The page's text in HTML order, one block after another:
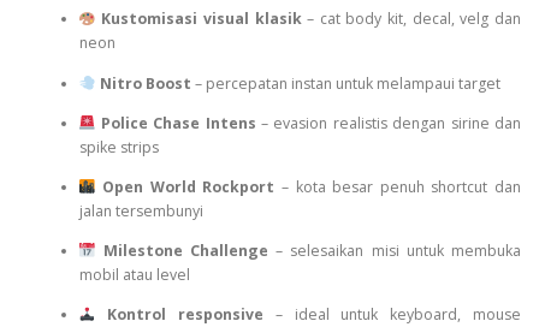
Kustomisasi visual klasik– cat body kit, decal, velg dan
neon
Nitro Boost – percepatan instan untuk melampaui target
Police Chase Intens – evasion realistis dengan sirine dan
spike strips
Open World Rockport – kota besar penuh shortcut dan
jalan tersembunyi
Milestone Challenge – selesaikan misi untuk membuka
mobil atau level
Kontrol responsive – ideal untuk keyboard, mouse